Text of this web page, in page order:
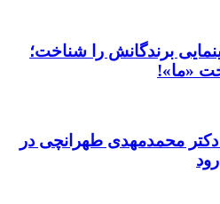
برندگانش را شناخت؛
«ما»!
محمدمهدی طهرانچی در